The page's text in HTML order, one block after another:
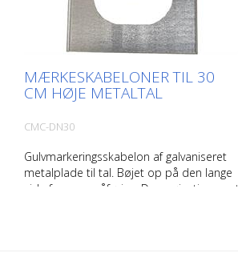
MÆRKESKABELONER TIL 30
CM HØJE METALTAL
CMC-DN30
Gulvmarkeringsskabelon af galvaniseret
metalplade til tal. Bøjet op på den lange
side for nem påføring. Den nøjagtige vægt